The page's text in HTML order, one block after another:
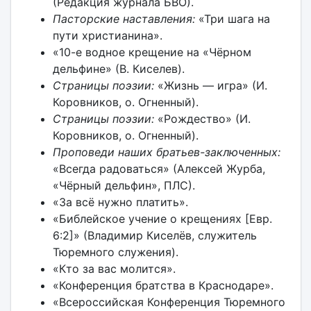
Пасторские наставления:«Три шага на
пути христианина».
«10-е водное крещение на «Чёрном
дельфине» (В. Киселев).
Страницы поэзии: «Жизнь — игра» (И.
Коровников, о. Огненный).
Страницы поэзии: «Рождество» (И.
Коровников, о. Огненный).
Проповеди наших братьев-заключенных:
«Всегда радоваться» (Алексей Журба,
«Чёрный дельфин», ПЛС).
«За всё нужно платить».
«Библейское учение о крещениях [Евр.
6:2]» (Владимир Киселёв, служитель
Тюремного служения).
«Кто за вас молится».
«Конференция братства в Краснодаре».
«Всероссийская Конференция Тюремного